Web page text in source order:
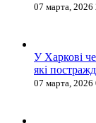
07 марта, 2026
У Харкові
які
07 марта, 2026